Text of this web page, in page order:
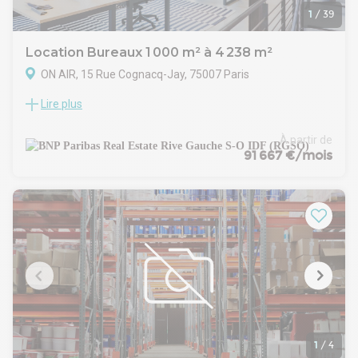
1 / 39
Location Bureaux 1 000 m² à 4 238 m²
ON AIR, 15 Rue Cognacq-Jay, 75007 Paris
Au cœur du 7ème arrondissement, et à quelques pas du
indépendant d'environ 4500m², entièrement restructuré
avec un projet architectural ambitieux.
nombreux services et aménagements dédiés au confort. De
nombreuses terrasses viendront agrémenter l'immeuble.
Un immeuble iconique à l’histoire incomparable.
Construit sur le site du premier parc d’attractions parisien, il
héberge un temps un immense dancing avant d’être
réquisitionné sous l’occupation. Les Allemands y installent les
studios de télévision Fernsehsender pour distraire leurs
soldats
hospitalisés. Ces mêmes studios deviennent dès la
Libération ceux de la RTF, puis de l’ORTF. Plus connus sous
Lire plus
À partir de
91 667 €/mois
1 / 4